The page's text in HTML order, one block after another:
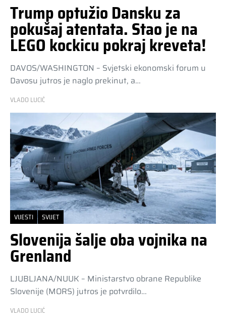
Trump optužio Dansku za
pokušaj atentata. Stao je na
LEGO kockicu pokraj kreveta!
DAVOS/WASHINGTON – Svjetski ekonomski forum u
Davosu jutros je naglo prekinut, a…
VLADO LUCIĆ
VIJESTI SVIJET
Slovenija šalje oba vojnika na
Grenland
LJUBLJANA/NUUK – Ministarstvo obrane Republike
Slovenije (MORS) jutros je potvrdilo…
VLADO LUCIĆ